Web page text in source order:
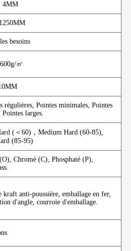
4MM
besoins
㎡
régulières, Pointes minimales, Pointes
Pointes larges.
(＜60)，Medium Hard (60-85),
(85-95)
Chromé (C), Phosphaté (P),
kraft anti-poussière, emballage en fer,
d'angle, courroie d'emballage.